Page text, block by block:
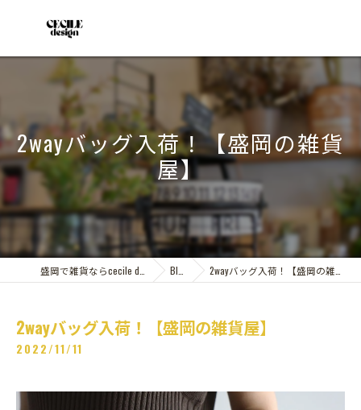
2wayバッグ入荷！【盛岡の雑貨
屋】
Blog 2wayバッグ入荷！【盛岡の雑貨屋】
2wayバッグ入荷！【盛岡の雑貨屋】
2022/11/11